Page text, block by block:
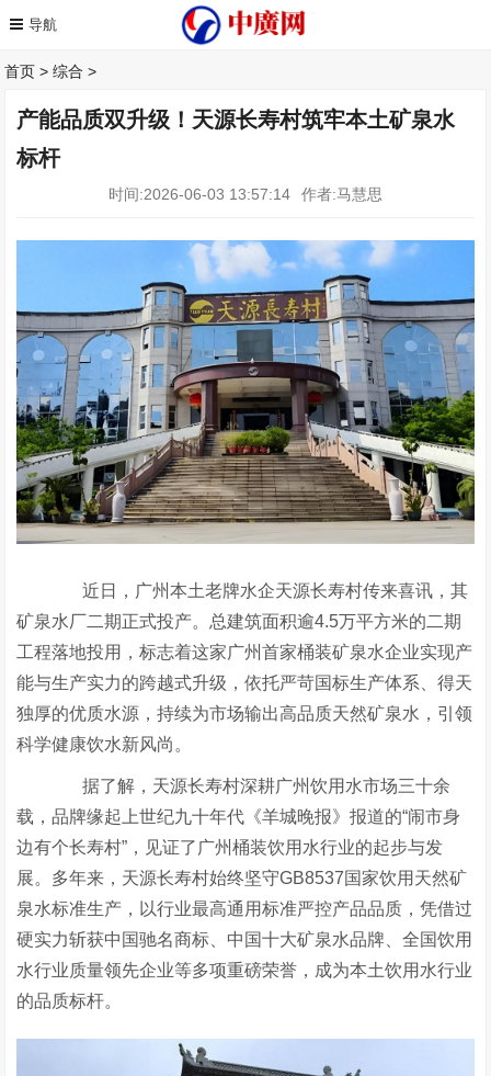
首页 >综合 >
产能品质双升级！天源长寿村筑牢本土矿泉水
标杆
时间:2026-06-03 13:57:14 作者:马慧思
近日，广州本土老牌水企天源长寿村传来喜讯，其
矿泉水厂二期正式投产。总建筑面积逾4.5万平方米的二期
工程落地投用，标志着这家广州首家桶装矿泉水企业实现产
能与生产实力的跨越式升级，依托严苛国标生产体系、得天
独厚的优质水源，持续为市场输出高品质天然矿泉水，引领
科学健康饮水新风尚。
据了解，天源长寿村深耕广州饮用水市场三十余
载，品牌缘起上世纪九十年代《羊城晚报》报道的“闹市身
边有个长寿村”，见证了广州桶装饮用水行业的起步与发
展。多年来，天源长寿村始终坚守GB8537国家饮用天然矿
泉水标准生产，以行业最高通用标准严控产品品质，凭借过
硬实力斩获中国驰名商标、中国十大矿泉水品牌、全国饮用
水行业质量领先企业等多项重磅荣誉，成为本土饮用水行业
的品质标杆。